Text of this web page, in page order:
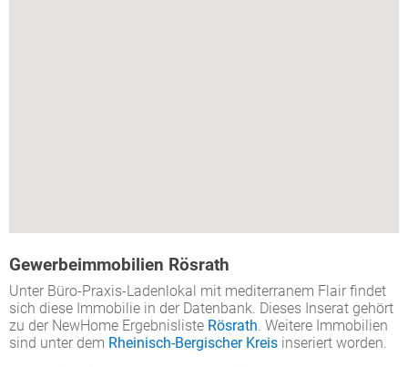
Gewerbeimmobilien Rösrath
Unter Büro-Praxis-Ladenlokal mit mediterranem Flair findet
sich diese Immobilie in der Datenbank. Dieses Inserat gehört
zu der NewHome Ergebnisliste Rösrath. Weitere Immobilien
sind unter dem Rheinisch-Bergischer Kreis inseriert worden.